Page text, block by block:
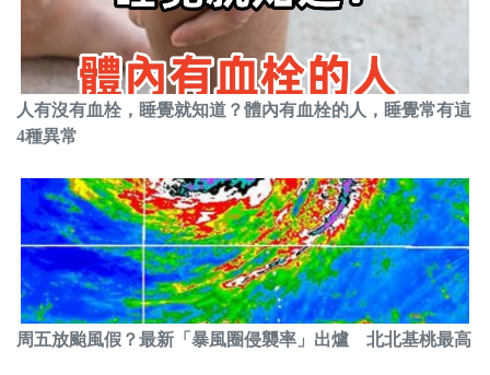
人有沒有血栓，睡覺就知道？體內有血栓的人，睡覺常有這
4種異常
周五放颱風假？最新「暴風圈侵襲率」出爐 北北基桃最高